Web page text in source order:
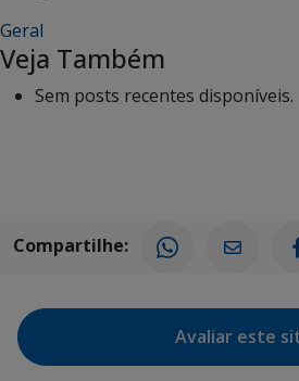
Geral
Veja Também
Sem posts recentes disponíveis.
Compartilhe:
Avaliar este